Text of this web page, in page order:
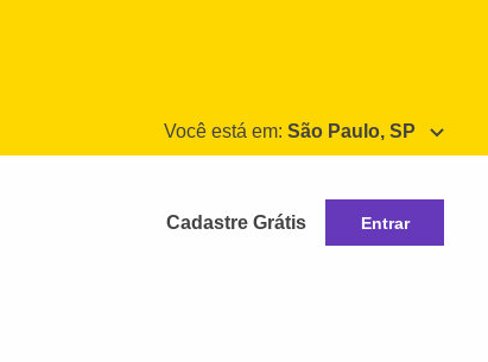
Você está em: São Paulo, SP
Cadastre Grátis Entrar